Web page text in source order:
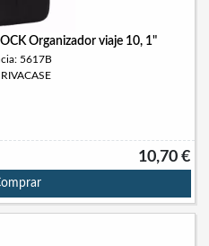
Organizador viaje 10, 1"
5617B
10,70 €